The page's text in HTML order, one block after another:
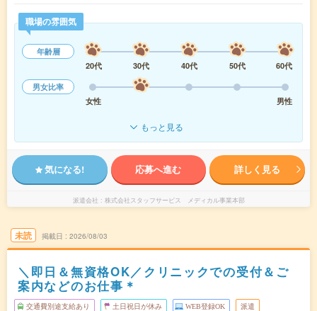
職場の雰囲気
年齢層
20代
30代 40代 50代
60代
男女比率
女性
男性
もっと見る
気になる! 応募へ進む 詳しく見る
派遣会社 株式会社スタッフサービス メディカル事業本部
未読 掲載日 2026/08/03
＼即日＆無資格OK／クリニックでの受付＆ご
案内などのお仕事＊
交通費別途支給あり 土日祝日が休み WEB登録OK 派遣